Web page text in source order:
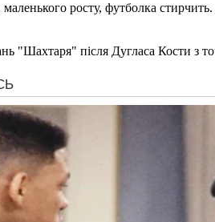
росту, футболка
після Дугласа Кости з